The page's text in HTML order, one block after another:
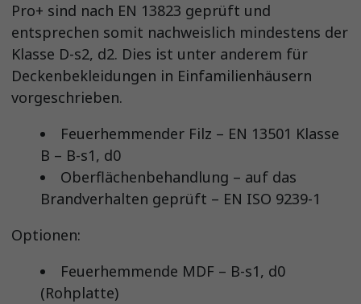
Pro+ sind nach EN 13823 geprüft und
entsprechen somit nachweislich mindestens der
Klasse D-s2, d2. Dies ist unter anderem für
Deckenbekleidungen in Einfamilienhäusern
vorgeschrieben.
Feuerhemmender Filz – EN 13501 Klasse
B – B-s1, d0
Oberflächenbehandlung – auf das
Brandverhalten geprüft – EN ISO 9239-1
Optionen:
Feuerhemmende MDF – B-s1, d0
(Rohplatte)